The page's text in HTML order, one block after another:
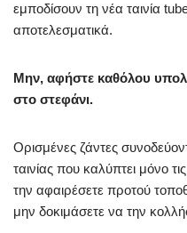
εμποδίσουν τη νέα ταινία
αποτελεσματικά.
Μην, αφήστε καθόλου
στο στεφάνι.
Ορισμένες ζάντες
ταινίας που καλύπτει μόνο
την αφαιρέσετε προτού
μην δοκιμάσετε να την